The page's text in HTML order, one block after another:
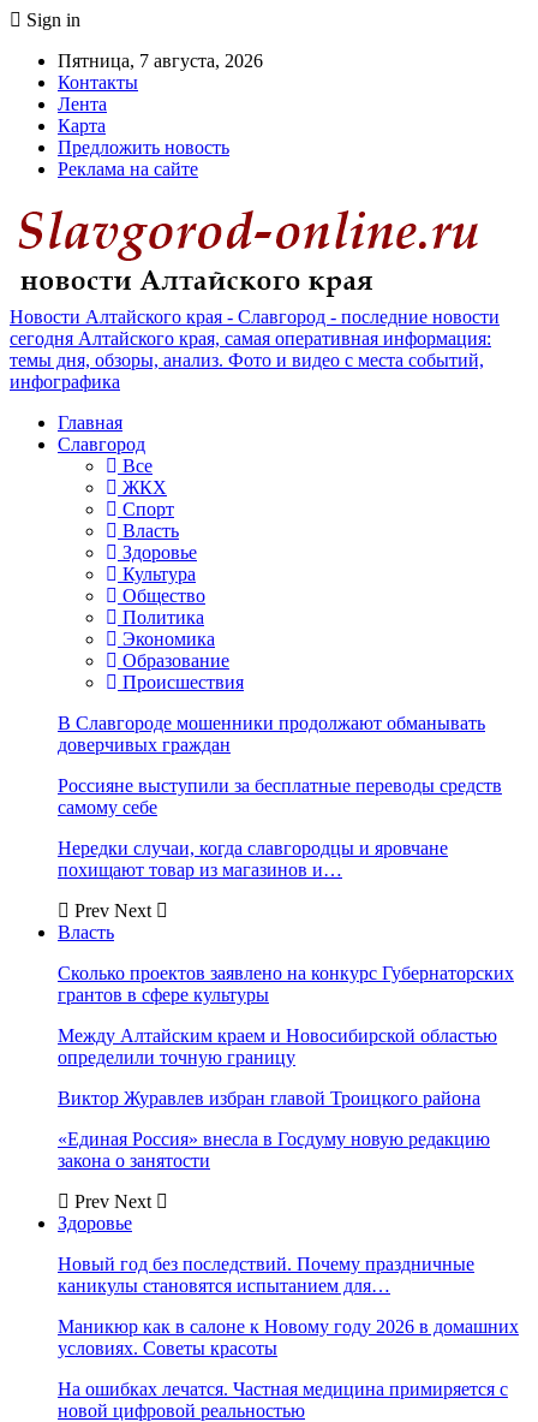
Sign in
Пятница, 7 августа, 2026
Контакты
Лента
Карта
Предложить новость
Реклама на сайте
Новости Алтайского края - Славгород - последние новости
сегодня Алтайского края, самая оперативная информация:
темы дня, обзоры, анализ. Фото и видео с места событий,
инфографика
Главная
Славгород
Все
ЖКХ
Спорт
Власть
Здоровье
Культура
Общество
Политика
Экономика
Образование
Происшествия
В Славгороде мошенники продолжают обманывать
доверчивых граждан
Россияне выступили за бесплатные переводы средств
самому себе
Нередки случаи, когда славгородцы и яровчане
похищают товар из магазинов и…
Prev Next
Власть
Сколько проектов заявлено на конкурс Губернаторских
грантов в сфере культуры
Между Алтайским краем и Новосибирской областью
определили точную границу
Виктор Журавлев избран главой Троицкого района
«Единая Россия» внесла в Госдуму новую редакцию
закона о занятости
Prev Next
Здоровье
Новый год без последствий. Почему праздничные
каникулы становятся испытанием для…
Маникюр как в салоне к Новому году 2026 в домашних
условиях. Советы красоты
На ошибках лечатся. Частная медицина примиряется с
новой цифровой реальностью